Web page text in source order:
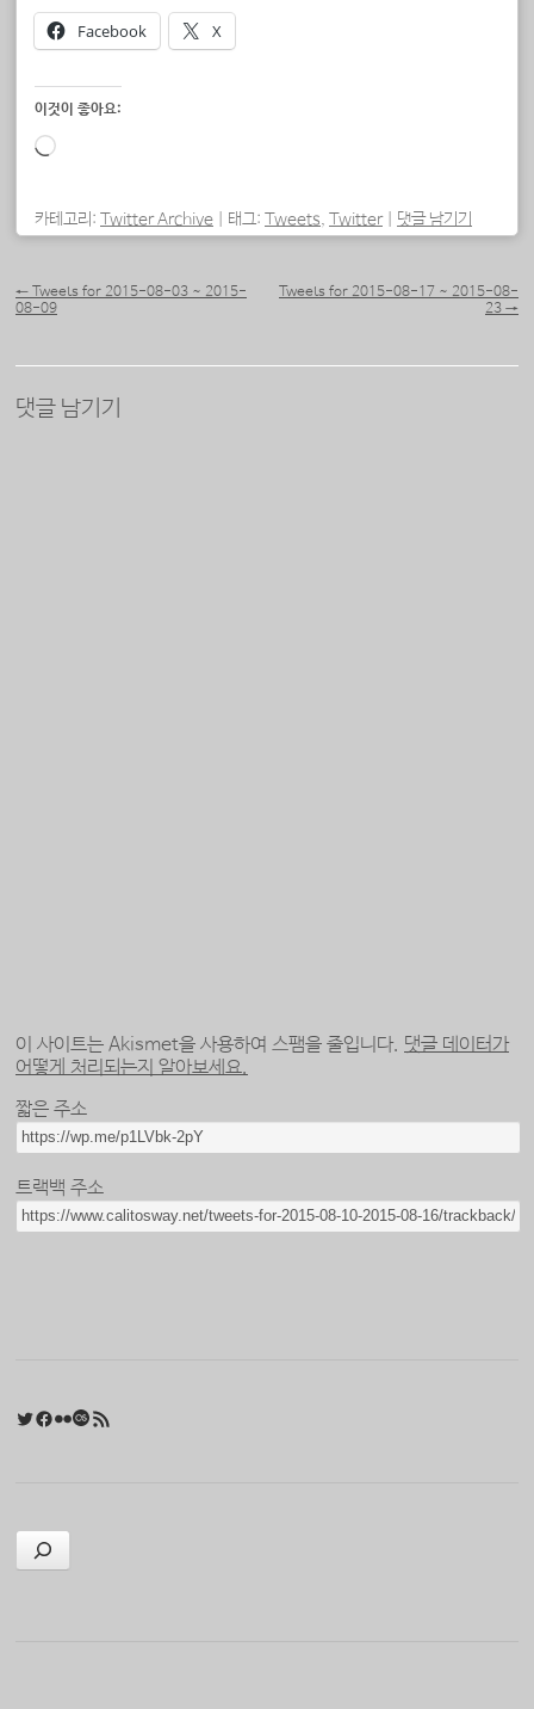
Facebook X
이것이 좋아요:
로
중...
카테고리: Twitter Archive 태그: Tweets, Twitter 댓글 남기기
← Tweets for 2015-08-03 ~ 2015-
08-09
Tweets for 2015-08-17 ~ 2015-08-
23 →
댓글 남기기
이 사이트는 Akismet을 사용하여 스팸을 줄입니다. 댓글 데이터가
어떻게 처리되는지 알아보세요.
짧은 주소
트랙백 주소
Twitter
Facebook
FlickrLast.fm
검색